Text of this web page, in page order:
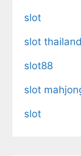
slot
slot thailand
slot88
slot
slot